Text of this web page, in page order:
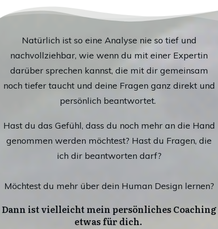
Natürlich ist so eine Analyse nie so tief und
nachvollziehbar, wie wenn du mit einer Expertin
darüber sprechen kannst, die mit dir gemeinsam
noch tiefer taucht und deine Fragen ganz direkt und
persönlich beantwortet.
Hast du das Gefühl, dass du noch mehr an die Hand
genommen werden möchtest? Hast du Fragen, die
ich dir beantworten darf?
Möchtest du mehr über dein Human Design lernen?
Dann ist vielleicht mein persönliches Coaching
etwas für dich.